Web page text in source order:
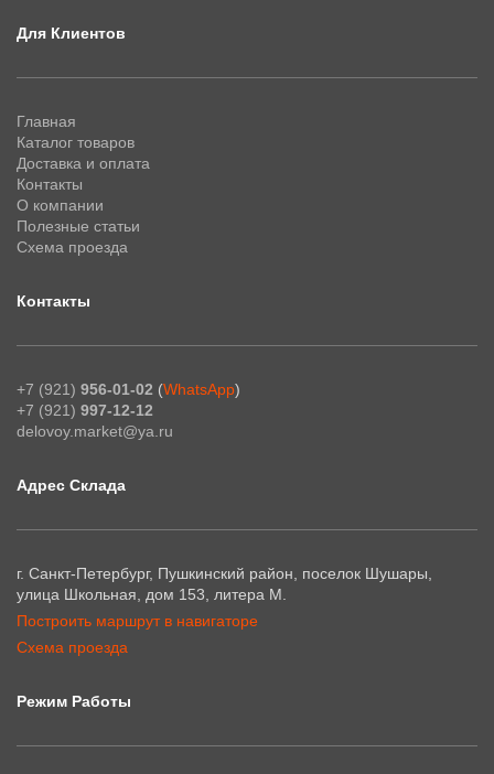
Для Клиентов
Главная
Каталог товаров
Доставка и оплата
Контакты
О компании
Полезные статьи
Схема проезда
Контакты
+7 (921) 956-01-02 (WhatsApp)
+7 (921) 997-12-12
delovoy.market@ya.ru
Адрес Склада
г. Санкт-Петербург, Пушкинский район, поселок Шушары,
улица Школьная, дом 153, литера М.
Построить маршрут в навигаторе
Схема проезда
Режим Работы